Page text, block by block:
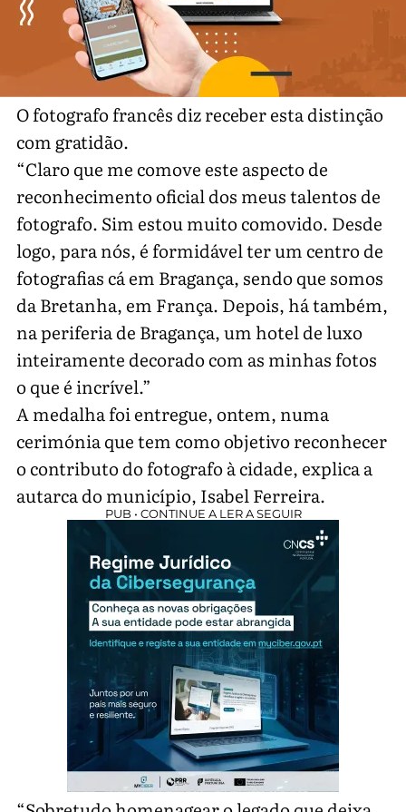
O fotografo francês diz receber esta distinção
com gratidão.
“Claro que me comove este aspecto de
reconhecimento oficial dos meus talentos de
fotografo. Sim estou muito comovido. Desde
logo, para nós, é formidável ter um centro de
fotografias cá em Bragança, sendo que somos
da Bretanha, em França. Depois, há também,
na periferia de Bragança, um hotel de luxo
inteiramente decorado com as minhas fotos
o que é incrível.”
A medalha foi entregue, ontem, numa
cerimónia que tem como objetivo reconhecer
o contributo do fotografo à cidade, explica a
autarca do município, Isabel Ferreira.
PUB • CONTINUE A LER A SEGUIR